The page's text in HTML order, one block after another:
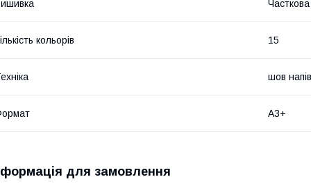
Часткова
кольорів 15
шов
А3+
для замовлення